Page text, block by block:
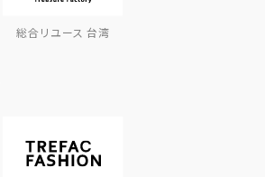
総合リユース 台湾